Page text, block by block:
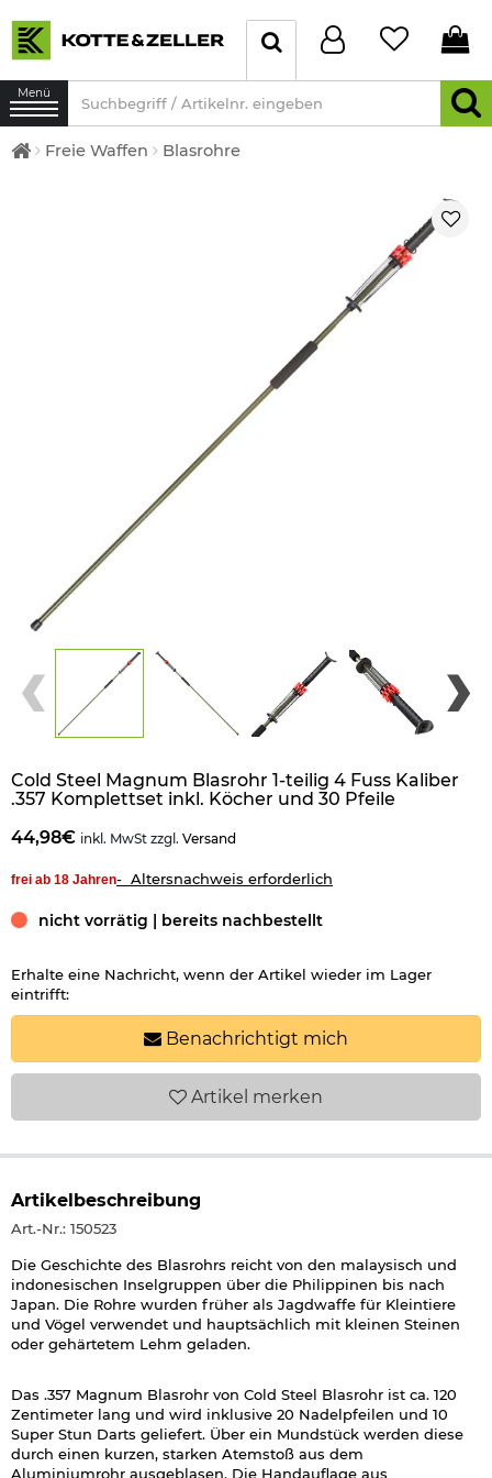
Menü
Freie Waffen Blasrohre
Cold Steel Magnum Blasrohr 1-teilig 4 Fuss Kaliber
.357 Komplettset inkl. Köcher und 30 Pfeile
44,98€ inkl. MwSt zzgl. Versand
frei ab 18 Jahren- Altersnachweis erforderlich
nicht vorrätig | bereits nachbestellt
Erhalte eine Nachricht, wenn der Artikel wieder im Lager
eintrifft:
Benachrichtigt mich
Artikel merken
Artikelbeschreibung
Art.-Nr.: 150523
Die Geschichte des Blasrohrs reicht von den malaysisch und
indonesischen Inselgruppen über die Philippinen bis nach
Japan. Die Rohre wurden früher als Jagdwaffe für Kleintiere
und Vögel verwendet und hauptsächlich mit kleinen Steinen
oder gehärtetem Lehm geladen.
Das .357 Magnum Blasrohr von Cold Steel Blasrohr ist ca. 120
Zentimeter lang und wird inklusive 20 Nadelpfeilen und 10
Super Stun Darts geliefert. Über ein Mundstück werden diese
durch einen kurzen, starken Atemstoß aus dem
Aluminiumrohr ausgeblasen. Die Handauflage aus